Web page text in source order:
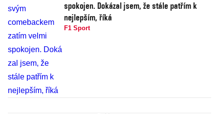
spokojen. Dokázal jsem, že stále patřím k
nejlepším, říká
F1 Sport